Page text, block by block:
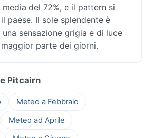
del 72%, e il pattern si
paese. Il sole splendente è
sensazione grigia e di luce
parte dei giorni.
Pitcairn
Meteo a Febbraio
Meteo ad Aprile